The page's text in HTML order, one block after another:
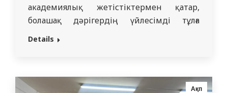
академиялық жетістіктермен қатар,
болашақ дәрігердің үйлесімді тұлға
ретінде қалыптасуына да ерекше көңіл
бағытталған Тұрақты даму мақсаттарын
Details
Ақп